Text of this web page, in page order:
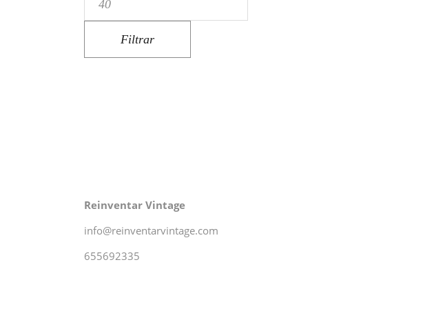
Filtrar
Reinventar Vintage
info@reinventarvintage.com
655692335